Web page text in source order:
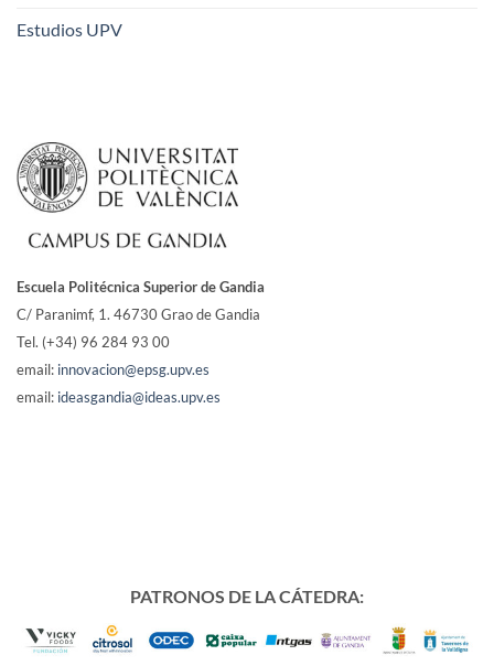
Estudios UPV
Escuela Politécnica Superior de Gandia
C/ Paranimf, 1. 46730 Grao de Gandia
Tel. (+34) 96 284 93 00
email: innovacion@epsg.upv.es
email: ideasgandia@ideas.upv.es
PATRONOS DE LA CÁTEDRA: